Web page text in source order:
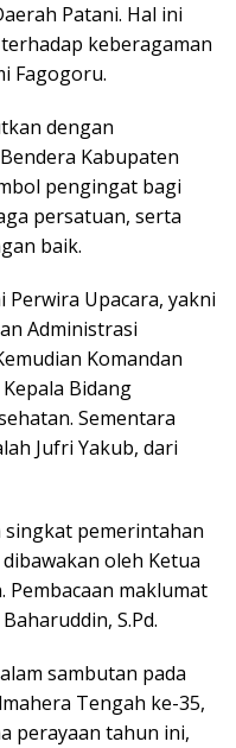
Patani. Hal ini
keberagaman
Fagogoru.
dengan
Kabupaten
pengingat bagi
persatuan, serta
baik.
Upacara, yakni
Administrasi
Komandan
Bidang
Sementara
Jufri Yakub, dari
singkat pemerintahan
oleh Ketua
Pembacaan maklumat
S.Pd.
sambutan pada
Tengah ke-35,
perayaan tahun ini,